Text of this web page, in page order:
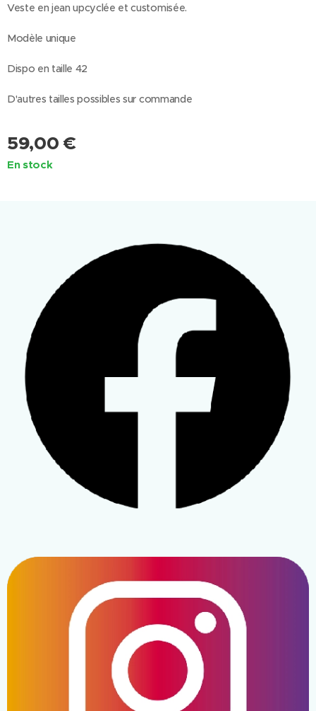
Veste en jean upcyclée et customisée.
Modèle unique
Dispo en taille 42
D'autres tailles possibles sur commande
59,00 €
En stock